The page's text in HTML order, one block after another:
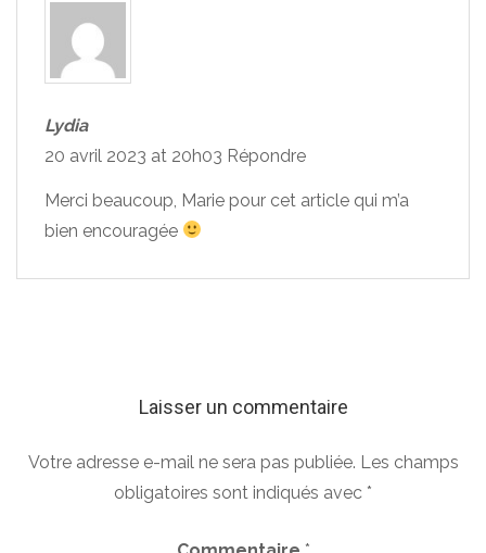
Lydia
20 avril 2023 at 20h03 Répondre
Merci beaucoup, Marie pour cet article qui m’a
bien encouragée
Laisser un commentaire
Votre adresse e-mail ne sera pas publiée. Les champs
obligatoires sont indiqués avec *